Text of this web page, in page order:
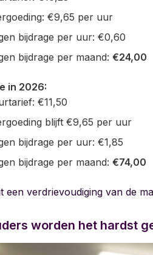
€9,65 per uur
bijdrage per uur: €0,60
bijdrage per maand: €24,00
in 2026:
€11,50
blijft €9,65 per uur
bijdrage per uur: €1,85
bijdrage per maand: €74,00
een verdrievoudiging van de
worden het hardst